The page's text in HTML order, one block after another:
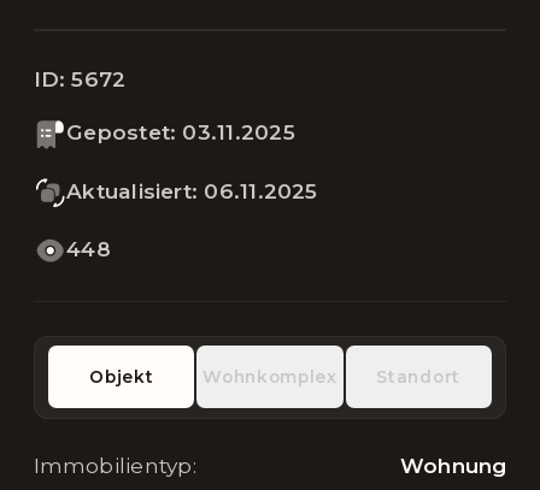
ID:5672
Gepostet: 03.11.2025
Aktualisiert: 06.11.2025
448
Objekt Wohnkomplex Standort
Immobilientyp: Wohnung